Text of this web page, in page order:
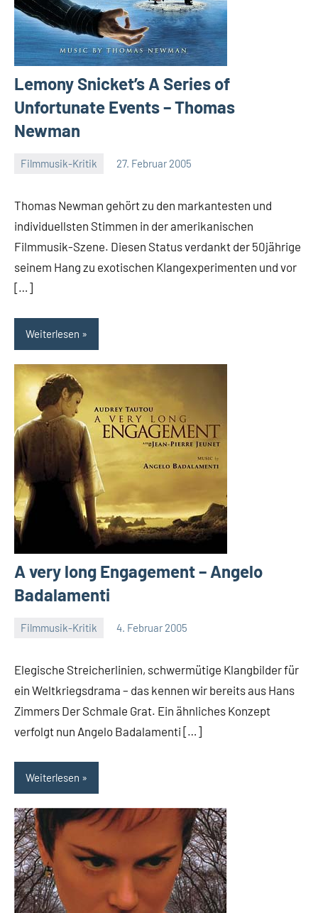
Lemony Snicket’s A Series of
Unfortunate Events – Thomas
Newman
Filmmusik-Kritik 27. Februar 2005
Thomas Newman gehört zu den markantesten und
individuellsten Stimmen in der amerikanischen
Filmmusik-Szene. Diesen Status verdankt der 50jährige
seinem Hang zu exotischen Klangexperimenten und vor
[…]
Weiterlesen
A very long Engagement – Angelo
Badalamenti
Filmmusik-Kritik 4. Februar 2005
Elegische Streicherlinien, schwermütige Klangbilder für
ein Weltkriegsdrama – das kennen wir bereits aus Hans
Zimmers Der Schmale Grat. Ein ähnliches Konzept
verfolgt nun Angelo Badalamenti […]
Weiterlesen